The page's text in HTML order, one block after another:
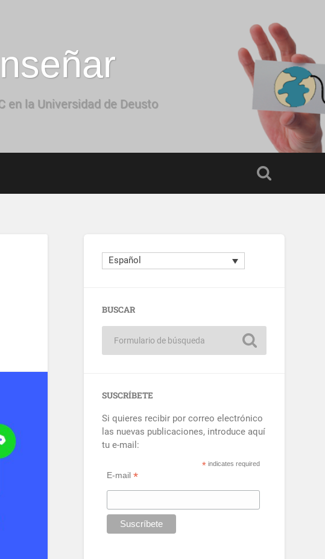
en la Universidad de Deusto
Español
BUSCAR
SUSCRÍBETE
Si quieres recibir por correo electrónico
las nuevas publicaciones, introduce aquí
tu e-mail:
* indicates required
E-mail*